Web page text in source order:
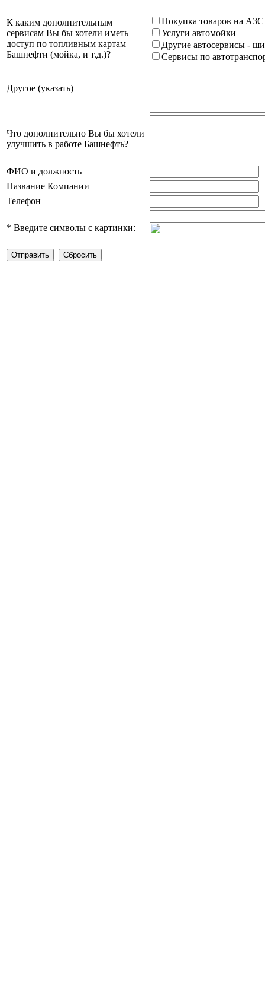
К каким дополнительным
сервисам Вы бы хотели иметь
доступ по топливным картам
Башнефти (мойка, и т.д.)?
Покупка товаров на
Услуги автомойки
Другие автосервисы -
Сервисы по
Другое (указать)
Что дополнительно Вы бы хотели
улучшить в работе Башнефть?
ФИО и должность
Название Компании
Телефон
* Введите символы с картинки: